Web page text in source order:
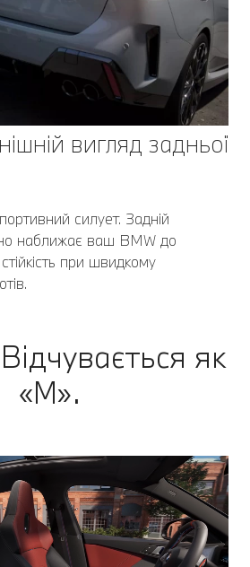
вигляд задньої
силует. Задній
наближає ваш BMW до
при швидкому
як
«М».